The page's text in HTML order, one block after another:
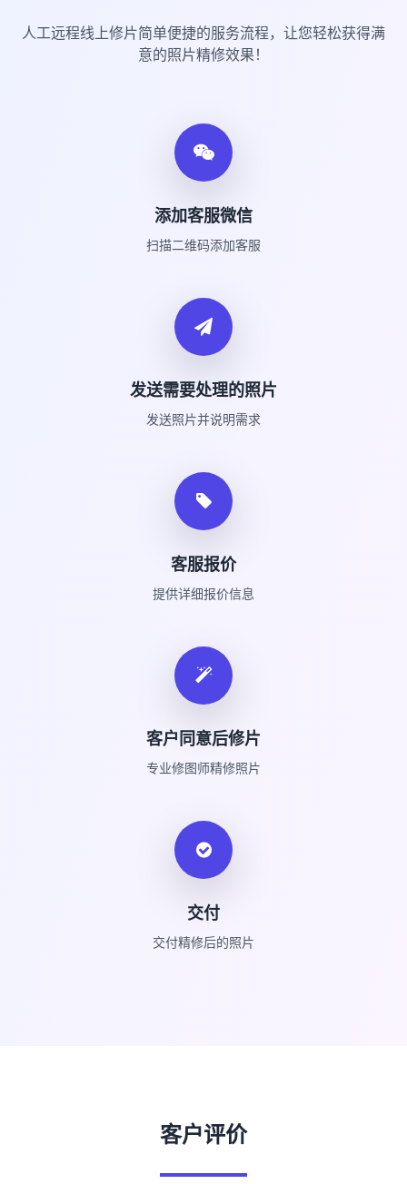
人工远程线上修片简单便捷的服务流程，让您轻松获得满
意的照片精修效果！
添加客服微信
扫描二维码添加客服
发送需要处理的照片
发送照片并说明需求
客服报价
提供详细报价信息
客户同意后修片
专业修图师精修照片
交付
交付精修后的照片
客户评价